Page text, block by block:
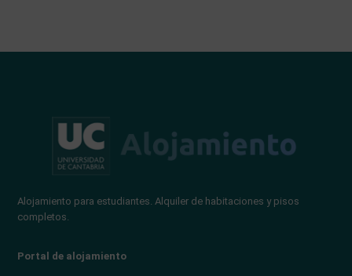
Alojamiento para estudiantes. Alquiler de habitaciones y pisos
completos.
Portal de alojamiento